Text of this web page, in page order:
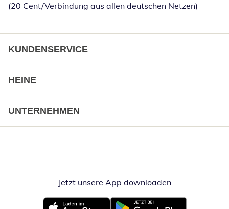
(20 Cent/Verbindung aus allen deutschen Netzen)
KUNDENSERVICE
HEINE
UNTERNEHMEN
Jetzt unsere App downloadenÖffnet in